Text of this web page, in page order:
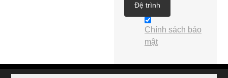
Đệ trình
Chính sách bảo
mật